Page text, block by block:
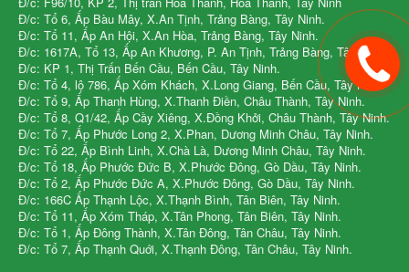
Đ/c: Tổ 6, Ấp Bàu Mây, X.An Tịnh, Trảng Bàng, Tây Ninh.
Đ/c: Tổ 11, Ấp An Hội, X.An Hòa, Trảng Bàng, Tây Ninh.
Đ/c: 1617A, Tổ 13, Ấp An Khương, P. An Tịnh, Trảng Bàng, Tây Ninh.
Đ/c: KP 1, Thị Trấn Bến Cầu, Bến Cầu, Tây Ninh.
Đ/c: Tổ 4, lộ 786, Ấp Xóm Khách, X.Long Giang, Bến Cầu, Tây Ninh.
Đ/c: Tổ 9, Ấp Thanh Hùng, X.Thanh Điền, Châu Thành, Tây Ninh.
Đ/c: Tổ 8, Q1/42, Ấp Cầy Xiêng, X.Đồng Khởi, Châu Thành, Tây Ninh.
Đ/c: Tổ 7, Ấp Phước Long 2, X.Phan, Dương Minh Châu, Tây Ninh.
Đ/c: Tổ 22, Ấp Bình Linh, X.Chà Là, Dương Minh Châu, Tây Ninh.
Đ/c: Tổ 18, Ấp Phước Đức B, X.Phước Đông, Gò Dầu, Tây Ninh.
Đ/c: Tổ 2, Ấp Phước Đức A, X.Phước Đông, Gò Dầu, Tây Ninh.
Đ/c: 166C Ấp Thạnh Lộc, X.Thạnh Bình, Tân Biên, Tây Ninh.
Đ/c: Tổ 11, Ấp Xóm Tháp, X.Tân Phong, Tân Biên, Tây Ninh.
Đ/c: Tổ 1, Ấp Đông Thành, X.Tân Đông, Tân Châu, Tây Ninh.
Đ/c: Tổ 7, Ấp Thạnh Quới, X.Thạnh Đông, Tân Châu, Tây Ninh.